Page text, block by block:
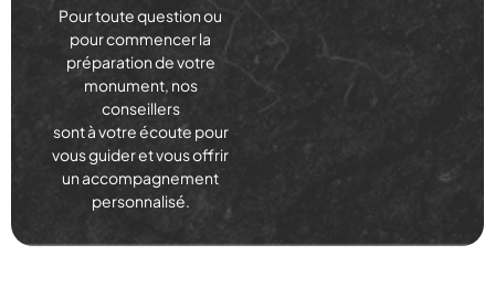
Pour toute question ou
pour commencer la
préparation de votre
monument, nos
conseillers
sont à votre écoute pour
vous guider et vous offrir
un accompagnement
personnalisé.